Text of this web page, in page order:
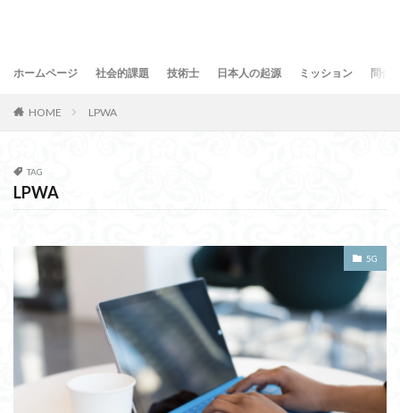
ホームページ 社会的課題 技術士 日本人の起源 ミッション 問合
HOME LPWA
TAG
LPWA
5G